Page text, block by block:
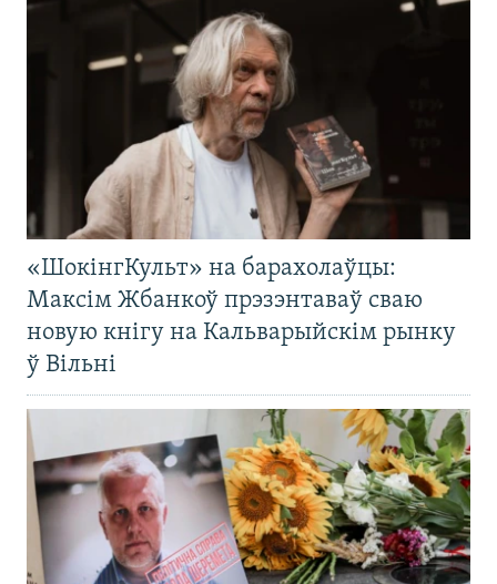
«ШокінгКульт» на барахолаўцы:
Максім Жбанкоў прэзэнтаваў сваю
новую кнігу на Кальварыйскім рынку
ў Вільні